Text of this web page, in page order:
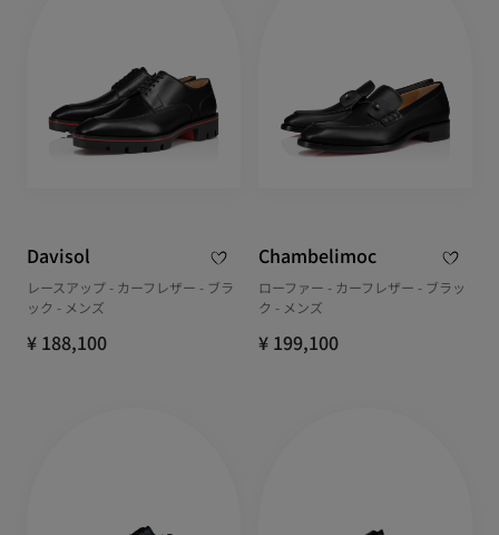
Davisol
レースアップ - カーフレザー - ブラ
ック - メンズ
¥ 188,100
Chambelimoc
ローファー - カーフレザー - ブラッ
ク - メンズ
¥ 199,100